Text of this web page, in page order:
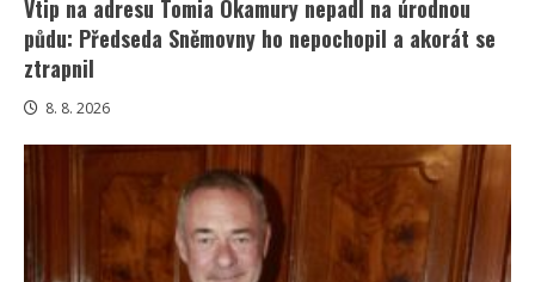
Vtip na adresu Tomia Okamury nepadl na úrodnou
půdu: Předseda Sněmovny ho nepochopil a akorát se
ztrapnil
8. 8. 2026